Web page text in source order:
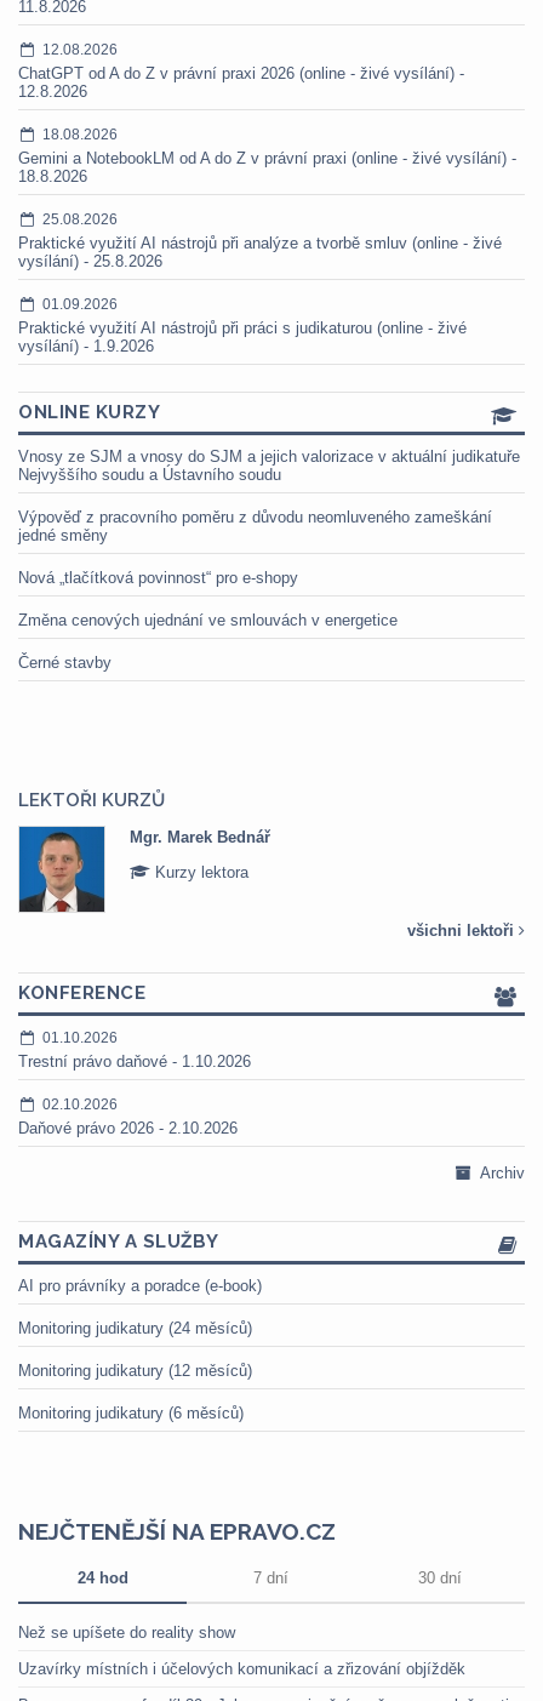
11.8.2026
12.08.2026
ChatGPT od A do Z v právní praxi 2026 (online - živé vysílání) -
12.8.2026
18.08.2026
Gemini a NotebookLM od A do Z v právní praxi (online - živé vysílání) -
18.8.2026
25.08.2026
Praktické využití AI nástrojů při analýze a tvorbě smluv (online - živé
vysílání) - 25.8.2026
01.09.2026
Praktické využití AI nástrojů při práci s judikaturou (online - živé
vysílání) - 1.9.2026
ONLINE KURZY
Vnosy ze SJM a vnosy do SJM a jejich valorizace v aktuální judikatuře
Nejvyššího soudu a Ústavního soudu
Výpověď z pracovního poměru z důvodu neomluveného zameškání
jedné směny
Nová „tlačítková povinnost“ pro e-shopy
Změna cenových ujednání ve smlouvách v energetice
Černé stavby
LEKTOŘI KURZŮ
Mgr. Marek Bednář
Kurzy lektora
všichni lektoři
KONFERENCE
01.10.2026
Trestní právo daňové - 1.10.2026
02.10.2026
Daňové právo 2026 - 2.10.2026
Archiv
MAGAZÍNY A SLUŽBY
AI pro právníky a poradce (e-book)
Monitoring judikatury (24 měsíců)
Monitoring judikatury (12 měsíců)
Monitoring judikatury (6 měsíců)
NEJČTENĚJŠÍ NA EPRAVO.CZ
24 hod 7 dní 30 dní
Než se upíšete do reality show
Uzavírky místních i účelových komunikací a zřizování objížděk